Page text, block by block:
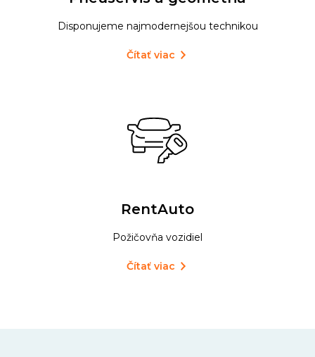
Disponujeme najmodernejšou technikou
Čítať viac
RentAuto
Požičovňa vozidiel
Čítať viac